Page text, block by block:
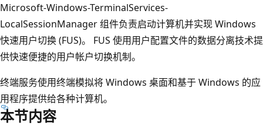
Microsoft-Windows-TerminalServices-
LocalSessionManager 组件负责启动计算机并实现 Windows
快速用户切换 (FUS)。 FUS 使用用户配置文件的数据分离技术提
供快速便捷的用户帐户切换机制。
终端服务使用终端模拟将 Windows 桌面和基于 Windows 的应
用程序提供给各种计算机。
本节内容